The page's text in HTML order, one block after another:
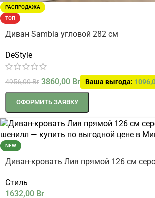
РАСПРОДАЖА
ТОП
Диван Sambia угловой 282 см
DeStyle
4956,00Br 3860,00 Br Ваша выгода:
ОФОРМИТЬ ЗАЯВКУ
NEW
Диван-кровать Лия прямой 126 см
Стиль
1632,00 Br